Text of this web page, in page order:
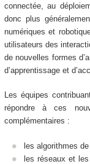
connectée, au
donc plus
numériques et
utilisateurs des
de nouvelles formes
d’apprentissage et
Les équipes
répondre à ces
complémentaires :
les algorithmes
les réseaux et